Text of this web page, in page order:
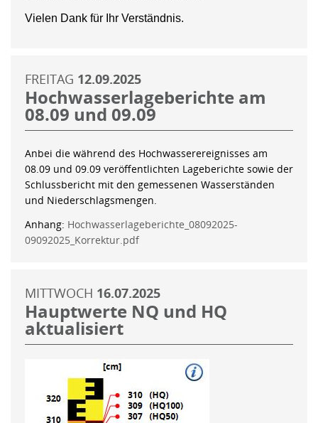
Vielen Dank für Ihr Verständnis.
FREITAG 12.09.2025
Hochwasserlageberichte am
08.09 und 09.09
Anbei die während des Hochwasserereignisses am
08.09 und 09.09 veröffentlichten Lageberichte sowie der
Schlussbericht mit den gemessenen Wasserständen
und Niederschlagsmengen.
Anhang: Hochwasserlageberichte_08092025-
09092025_Korrektur.pdf
MITTWOCH 16.07.2025
Hauptwerte NQ und HQ
aktualisiert